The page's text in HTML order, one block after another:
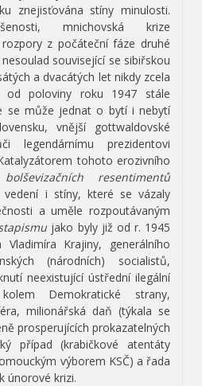
znejisťována stíny minulosti.
mnichovská krize
z počáteční fáze druhé
související se sibiřskou
a dvacátých let nikdy zcela
od poloviny roku 1947 stále
se může jednat o bytí i nebytí
vnější gottwaldovské
legendárnímu prezidentovi
tohoto erozivního
resentimentů
i stíny, které se vázaly
a uměle rozpoutávaným
jako byly již od r. 1945
Krajiny, generálního
(národních) socialistů,
neexistující ústřední ilegální
Demokratické strany,
milionářská daň (týkala se
prosperujících prokazatelných
případ (krabičkové atentáty
výborem KSČ) a řada
únorové krizi.